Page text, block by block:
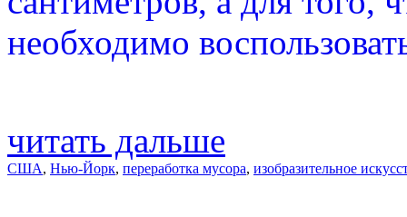
необходимо
читать дальше
США, Нью-Йорк, переработка мусора, изобразительное